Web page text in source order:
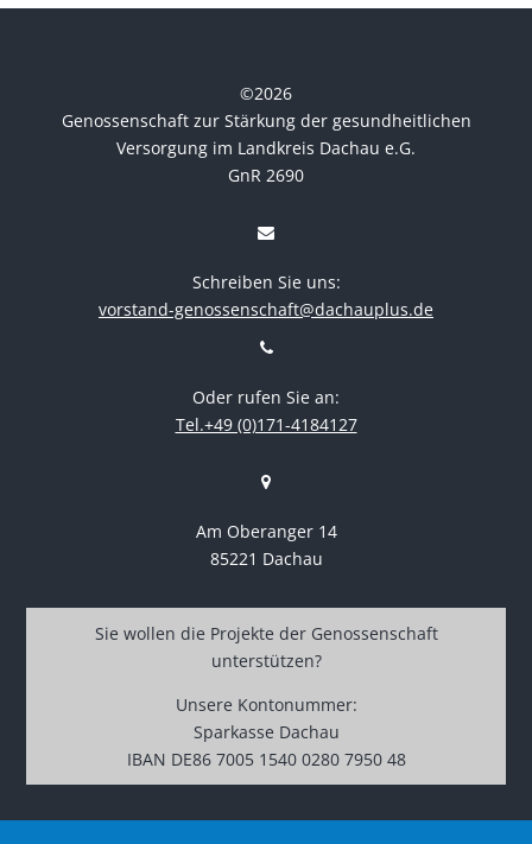
©2026
Genossenschaft zur Stärkung der gesundheitlichen
Versorgung im Landkreis Dachau e.G.
GnR 2690
Schreiben Sie uns:
vorstand-genossenschaft@dachauplus.de
Oder rufen Sie an:
Tel.+49 (0)171-4184127
Am Oberanger 14
85221 Dachau
Sie wollen die Projekte der Genossenschaft
unterstützen?
Unsere Kontonummer:
Sparkasse Dachau
IBAN DE86 7005 1540 0280 7950 48